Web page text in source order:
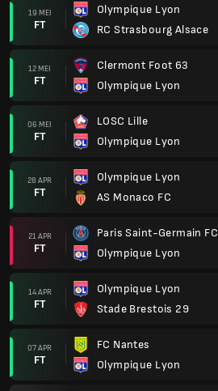
19 MEI
FT
Olympique Lyon
RC Strasbourg Alsace
12 MEI
FT
Clermont Foot 63
Olympique Lyon
06 MEI
FT
LOSC Lille
Olympique Lyon
28 APR
FT
Olympique Lyon
AS Monaco FC
21 APR
FT
Paris Saint-Germain FC
Olympique Lyon
14 APR
FT
Olympique Lyon
Stade Brestois 29
07 APR
FT
FC Nantes
Olympique Lyon